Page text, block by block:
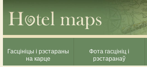
Гасцініцы і рэстараны
на карце
Фота гасцініц і
рэстаранаў